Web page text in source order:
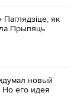
Паглядзіце, як
Прыпяць
новый
Но его идея